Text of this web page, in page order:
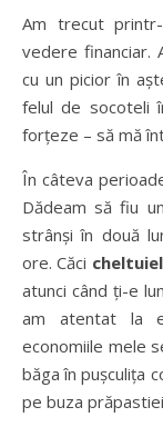
Am trecut printr-un an destul de ciudat, din punct de
vedere financiar.
cu un picior în
felul de socoteli
forțeze – să mă
În câteva
Dădeam să fiu
strânși în două
ore. Căci
atunci când ți-e
am atentat la
economiile mele
băga în pușculița
pe buza